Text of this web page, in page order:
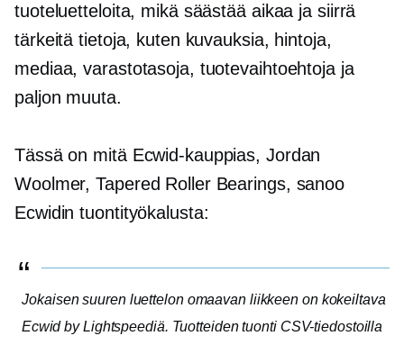
tuoteluetteloita, mikä säästää aikaa ja siirrä
tärkeitä tietoja, kuten kuvauksia, hintoja,
mediaa, varastotasoja, tuotevaihtoehtoja ja
paljon muuta.
Tässä on mitä Ecwid-kauppias, Jordan
Woolmer, Tapered Roller Bearings, sanoo
Ecwidin tuontityökalusta:
Jokaisen suuren luettelon omaavan liikkeen on kokeiltava
Ecwid by Lightspeediä. Tuotteiden tuonti CSV-tiedostoilla